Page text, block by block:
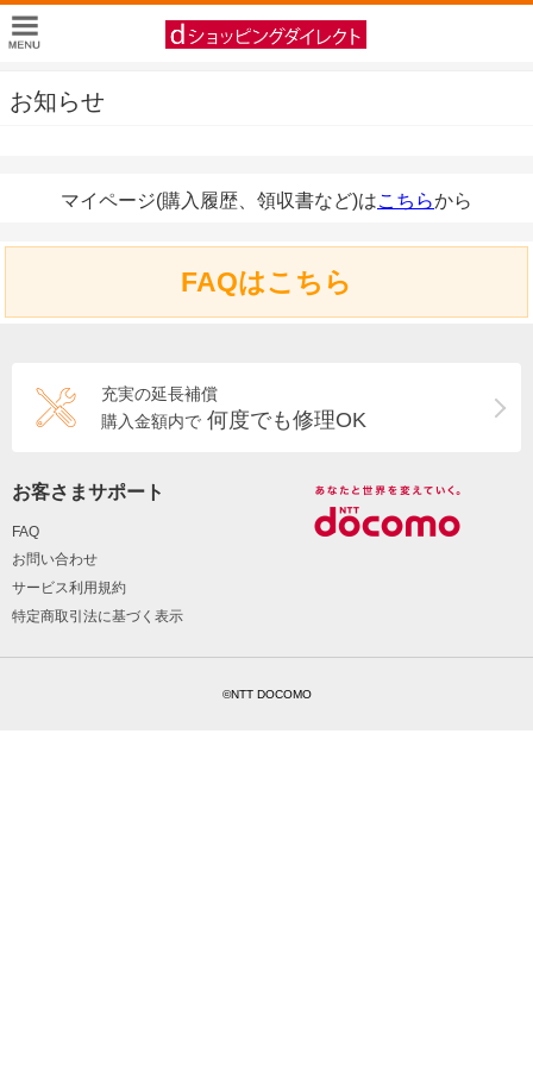
お知らせ
マイページ(購入履歴、領収書など)はこちらから
FAQはこちら
充実の延長補償
購入金額内で 何度でも修理OK
お客さまサポート
FAQ
お問い合わせ
サービス利用規約
特定商取引法に基づく表示
©NTT DOCOMO